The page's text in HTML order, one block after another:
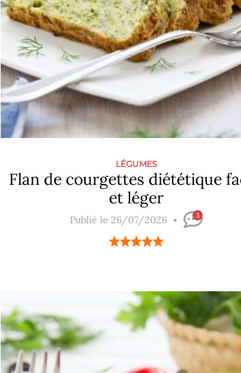
LÉGUMES
Flan de courgettes diététique
et léger
Publié le 26/07/2026 3